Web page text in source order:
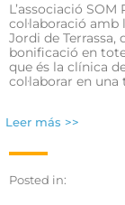
L’associació
col·laboració amb
Jordi de Terrassa,
bonificació en
que és la clínica
col·laborar en
Leer más >>
Posted in: